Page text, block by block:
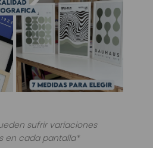
sufrir variaciones
en cada pantalla*